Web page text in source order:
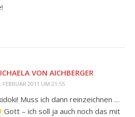
VON AICHBERGER
FEBRUAR 2011 UM 21:55
Muss ich dann reinzeichnen …
Gott – ich soll ja auch noch das mit